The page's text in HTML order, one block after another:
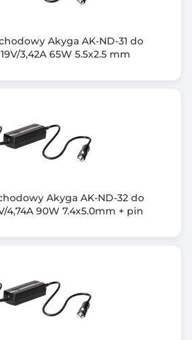
przepięciem, przegrzaniem,
zasilający, instrukcja obsługi,
[mies.]
Akyga AK-ND-31 do
3,42A 65W 5.5x2.5 mm
Akyga AK-ND-32 do
4,74A 90W 7.4x5.0mm + pin